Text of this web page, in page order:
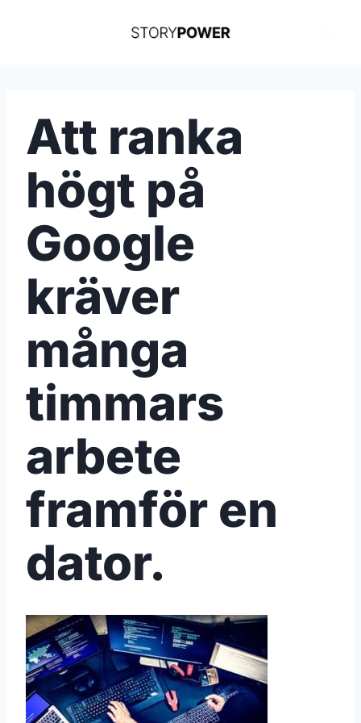
Att ranka
högt på
Google
kräver
många
timmars
arbete
framför en
dator.